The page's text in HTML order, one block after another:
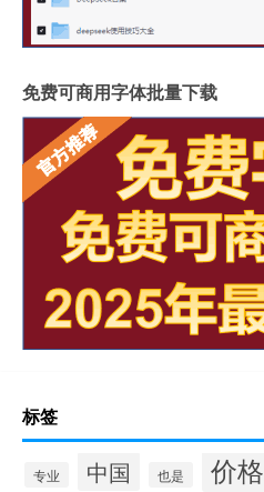
免费可商用字体批量下载
标签
专业 中国 也是 价格